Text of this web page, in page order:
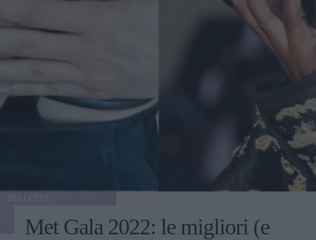
Met Gala 2022: le migliori (e